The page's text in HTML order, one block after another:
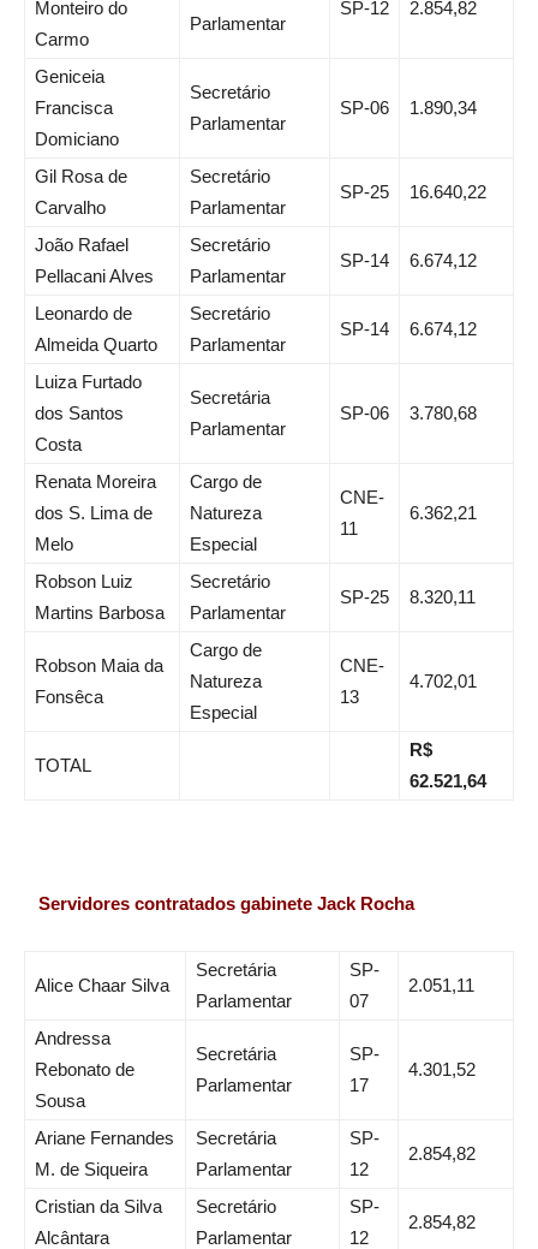
Monteiro do
Carmo
Parlamentar
SP-12 2.854,82
Geniceia
Francisca
Domiciano
Secretário
Parlamentar
SP-06 1.890,34
Gil Rosa de
Carvalho
Secretário
Parlamentar
SP-25 16.640,22
João Rafael
Pellacani Alves
Secretário
Parlamentar
SP-14 6.674,12
Leonardo de
Almeida Quarto
Secretário
Parlamentar
SP-14 6.674,12
Luiza Furtado
dos Santos
Costa
Secretária
Parlamentar
SP-06 3.780,68
Renata Moreira
dos S. Lima de
Melo
Cargo de
Natureza
Especial
CNE-
11
6.362,21
Robson Luiz
Martins Barbosa
Secretário
Parlamentar
SP-25 8.320,11
Robson Maia da
Fonsêca
Cargo de
Natureza
Especial
CNE-
13
4.702,01
TOTAL
R$
62.521,64
Servidores contratados gabinete Jack Rocha
Alice Chaar Silva
Secretária
Parlamentar
SP-
07
2.051,11
Andressa
Rebonato de
Sousa
Secretária
Parlamentar
SP-
17
4.301,52
Ariane Fernandes
M. de Siqueira
Secretária
Parlamentar
SP-
12
2.854,82
Cristian da Silva
Alcântara
Secretário
Parlamentar
SP-
12
2.854,82